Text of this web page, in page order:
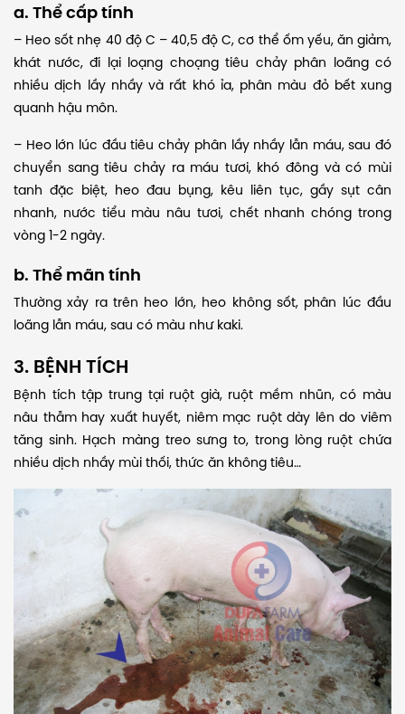
a. Thể cấp tính
– Heo sốt nhẹ 40 độ C – 40,5 độ C, cơ thể ốm yếu, ăn giảm,
khát nước, đi lại loạng choạng tiêu chảy phân loãng có
nhiều dịch lầy nhầy và rất khó ỉa, phân màu đỏ bết xung
quanh hậu môn.
– Heo lớn lúc đầu tiêu chảy phân lầy nhầy lẫn máu, sau đó
chuyển sang tiêu chảy ra máu tươi, khó đông và có mùi
tanh đặc biệt, heo đau bụng, kêu liên tục, gầy sụt cân
nhanh, nước tiểu màu nâu tươi, chết nhanh chóng trong
vòng 1-2 ngày.
b. Thể mãn tính
Thường xảy ra trên heo lớn, heo không sốt, phân lúc đầu
loãng lẫn máu, sau có màu như kaki.
3. BỆNH TÍCH
Bệnh tích tập trung tại ruột già, ruột mềm nhũn, có màu
nâu thẫm hay xuất huyết, niêm mạc ruột dày lên do viêm
tăng sinh. Hạch màng treo sưng to, trong lòng ruột chứa
nhiều dịch nhầy mùi thối, thức ăn không tiêu…